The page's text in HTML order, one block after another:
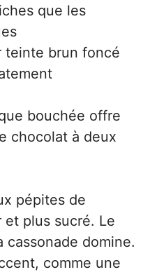
que les
teinte brun foncé
bouchée offre
chocolat à deux
pépites de
plus sucré. Le
domine.
comme une